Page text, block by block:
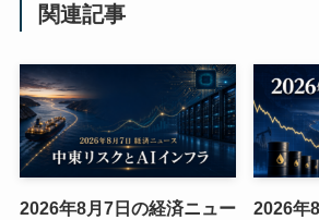
関連記事
2026年8月7日の経済ニュー
2026年